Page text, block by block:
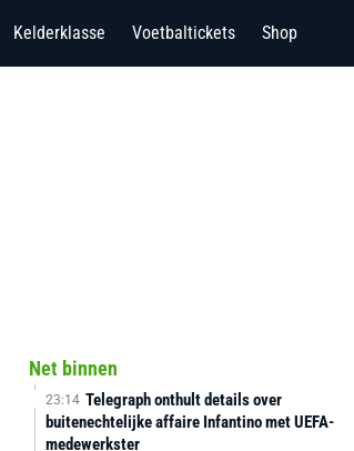
Kelderklasse Voetbaltickets Shop
Net binnen
23:14 Telegraph onthult details over
buitenechtelijke affaire Infantino met UEFA-
medewerkster